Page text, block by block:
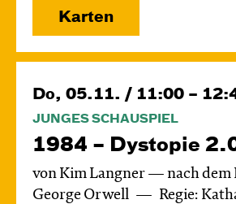
Karten
Do, 05.11. / 11:00 –
JUNGES SCHAUSPIEL
1984 – Dystopie
von Kim Langner — nach dem
George Orwell
Regie: